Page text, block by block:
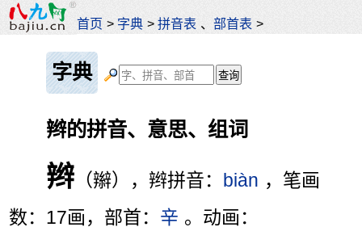
首页 > 字典 >拼音表 、部首表 >
字典
辫的拼音、意思、组词
辫 （辮），辫拼音： biàn ，笔画
数：17画，部首： 辛 。动画：